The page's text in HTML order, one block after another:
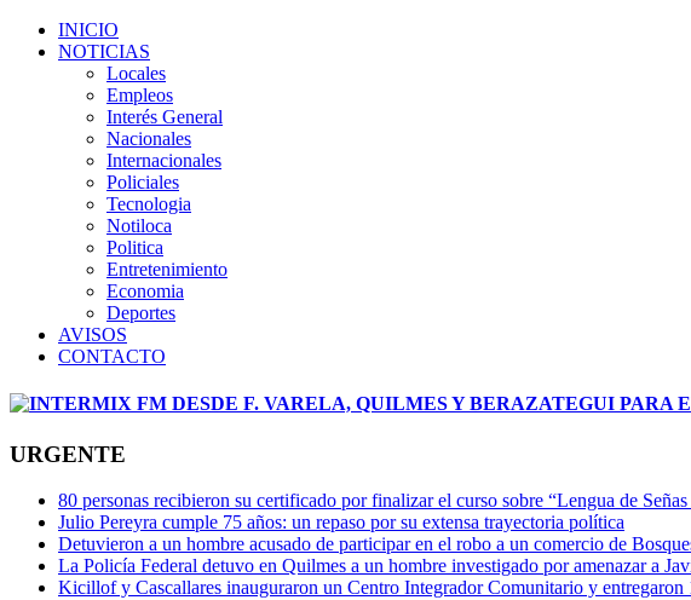
INICIO
NOTICIAS
Locales
Empleos
Interés General
Nacionales
Internacionales
Policiales
Tecnologia
Notiloca
Politica
Entretenimiento
Economia
Deportes
AVISOS
CONTACTO
URGENTE
80 personas recibieron su certificado por finalizar el curso sobre “Lengua de
Julio Pereyra cumple 75 años: un repaso por su extensa trayectoria política
Detuvieron a un hombre acusado de participar en el robo a un comercio de
La Policía Federal detuvo en Quilmes a un hombre investigado por amenazar a
Kicillof y Cascallares inauguraron un Centro Integrador Comunitario y